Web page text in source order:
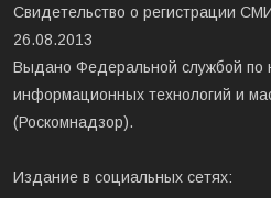
Свидетельство о регистрации
26.08.2013
Выдано Федеральной службой по
информационных технологий и
(Роскомнадзор).
Издание в социальных сетях: